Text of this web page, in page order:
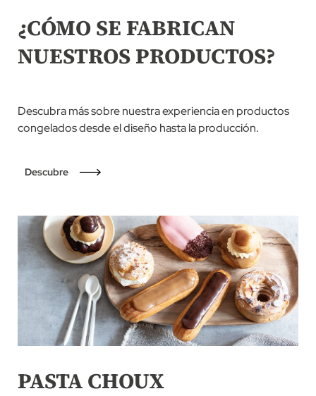
¿CÓMO SE FABRICAN
NUESTROS PRODUCTOS?
Descubra más sobre nuestra experiencia en productos
congelados desde el diseño hasta la producción.
Descubre
PASTA CHOUX